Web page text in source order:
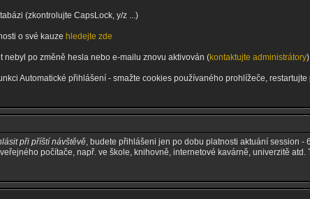
(zkontrolujte CapsLock, y/z ...)
o své kauze hledejte zde
nebyl po změně hesla nebo e-mailu znovu aktivován (kontaktujte administrátory)
Automatické přihlášení - smažte cookies používaného prohlížeče,
při příští návštěvě, budete přihlášeni jen po dobu platnosti aktuání session
počítače, např. ve škole, knihovně, internetové kavárně, univerzitě